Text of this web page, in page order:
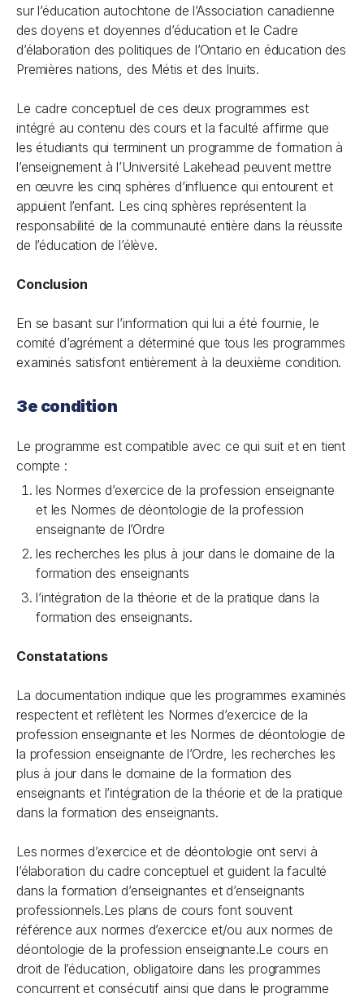
sur l’éducation autochtone de l’Association canadienne
des doyens et doyennes d’éducation et le Cadre
d’élaboration des politiques de l’Ontario en éducation des
Premières nations, des Métis et des Inuits.
Le cadre conceptuel de ces deux programmes est
intégré au contenu des cours et la faculté affirme que
les étudiants qui terminent un programme de formation à
l’enseignement à l’Université Lakehead peuvent mettre
en œuvre les cinq sphères d’influence qui entourent et
appuient l’enfant. Les cinq sphères représentent la
responsabilité de la communauté entière dans la réussite
de l’éducation de l’élève.
Conclusion
En se basant sur l’information qui lui a été fournie, le
comité d’agrément a déterminé que tous les programmes
examinés satisfont entièrement à la deuxième condition.
3e condition
Le programme est compatible avec ce qui suit et en tient
compte :
les Normes d’exercice de la profession enseignante
et les Normes de déontologie de la profession
enseignante de l’Ordre
les recherches les plus à jour dans le domaine de la
formation des enseignants
l’intégration de la théorie et de la pratique dans la
formation des enseignants.
Constatations
La documentation indique que les programmes examinés
respectent et reflètent les Normes d’exercice de la
profession enseignante et les Normes de déontologie de
la profession enseignante de l’Ordre, les recherches les
plus à jour dans le domaine de la formation des
enseignants et l’intégration de la théorie et de la pratique
dans la formation des enseignants.
Les normes d’exercice et de déontologie ont servi à
l’élaboration du cadre conceptuel et guident la faculté
dans la formation d’enseignantes et d’enseignants
professionnels.Les plans de cours font souvent
référence aux normes d’exercice et/ou aux normes de
déontologie de la profession enseignante.Le cours en
droit de l’éducation, obligatoire dans les programmes
concurrent et consécutif ainsi que dans le programme